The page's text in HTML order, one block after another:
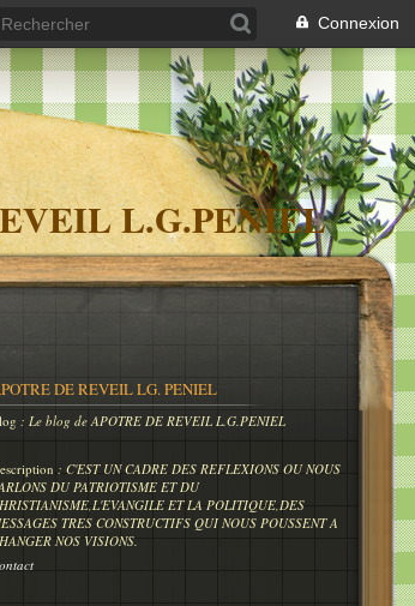
Connexion
L.G.PENIEL
DE REVEIL LG. PENIEL
: Le blog de APOTRE DE REVEIL L.G.PENIEL
: C'EST UN CADRE DES REFLEXIONS OU NOUS
DU PATRIOTISME ET DU
ET LA POLITIQUE,DES
TRES CONSTRUCTIFS QUI NOUS POUSSENT A
NOS VISIONS.